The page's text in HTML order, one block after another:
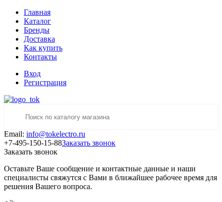
Главная
Каталог
Бренды
Доставка
Как купить
Контакты
Вход
Регистрация
Email: info@tokelectro.ru
+7-495-150-15-88Заказать звонок
Заказать звонок
Оставьте Ваше сообщение и контактные данные и наши
специалисты свяжутся с Вами в ближайшее рабочее время для
решения Вашего вопроса.